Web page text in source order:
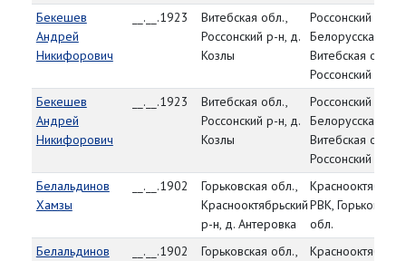
Бекешев
Андрей
Никифорович
__.__.1923
Витебская обл.,
Россонский р-н, д.
Козлы
Россонский РВК,
Белорусская
Витебская обл.,
Россонский р-н
Бекешев
Андрей
Никифорович
__.__.1923
Витебская обл.,
Россонский р-н, д.
Козлы
Россонский РВК,
Белорусская
Витебская обл.,
Россонский р-н
Белальдинов
Хамзы
__.__.1902
Горьковская обл.,
Краснооктябрьский
р-н, д. Антеровка
РВК, Горьковская
обл.
Белальдинов
__.__.1902
Горьковская обл.,